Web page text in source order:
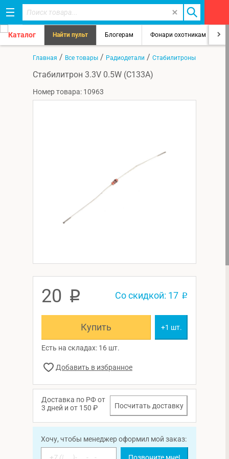
Каталог Найти пульт Блогерам Фонари охотникам
Главная / Все товары / Радиодетали / Стабилитроны
Стабилитрон 3.3V 0.5W (С133А)
Номер товара: 10963
20 p Со скидкой: 17 p
Купить +1 шт.
Есть на складах: 16 шт.
Доставка по РФ от
3 дней и от 150 ₽
Посчитать доставку
Хочу, чтобы менеджер оформил мой заказ:
Позвоните мне!